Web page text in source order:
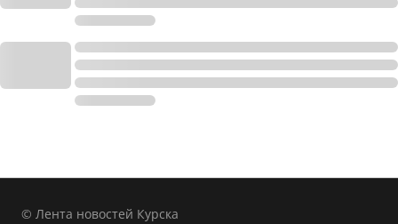
© Лента новостей Курска